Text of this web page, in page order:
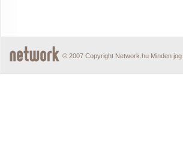
© 2007 Copyright Network.hu Minden jog